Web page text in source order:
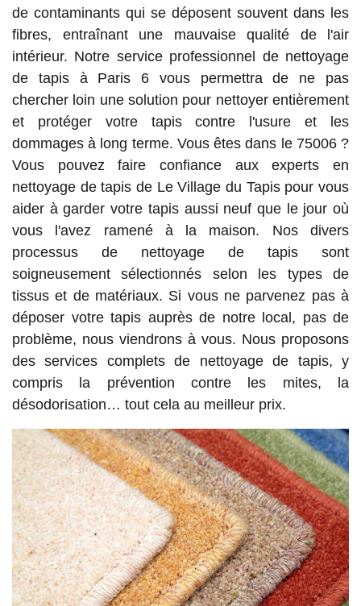
de contaminants qui se déposent souvent dans les
fibres, entraînant une mauvaise qualité de l'air
intérieur. Notre service professionnel de nettoyage
de tapis à Paris 6 vous permettra de ne pas
chercher loin une solution pour nettoyer entièrement
et protéger votre tapis contre l'usure et les
dommages à long terme. Vous êtes dans le 75006 ?
Vous pouvez faire confiance aux experts en
nettoyage de tapis de Le Village du Tapis pour vous
aider à garder votre tapis aussi neuf que le jour où
vous l'avez ramené à la maison. Nos divers
processus de nettoyage de tapis sont
soigneusement sélectionnés selon les types de
tissus et de matériaux. Si vous ne parvenez pas à
déposer votre tapis auprès de notre local, pas de
problème, nous viendrons à vous. Nous proposons
des services complets de nettoyage de tapis, y
compris la prévention contre les mites, la
désodorisation… tout cela au meilleur prix.